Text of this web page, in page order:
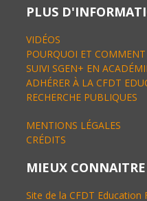
PLUS
VIDÉOS
POURQUOI ET
SUIVI SGEN+ EN
ADHÉRER À LA CFDT
RECHERCHE PUBLIQUES
MENTIONS LÉGALES
CRÉDITS
MIEUX
Site de la CFDT